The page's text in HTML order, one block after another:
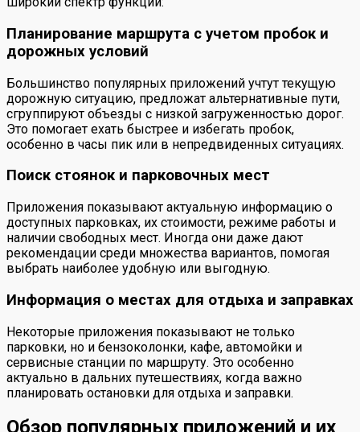
Планирование маршрута с учетом пробок и
дорожных условий
Большинство популярных приложений учтут текущую
дорожную ситуацию, предложат альтернативные пути,
сгруппируют объезды с низкой загруженностью дорог.
Это помогает ехать быстрее и избегать пробок,
особенно в часы пик или в непредвиденных ситуациях.
Поиск стоянок и парковочных мест
Приложения показывают актуальную информацию о
доступных парковках, их стоимости, режиме работы и
наличии свободных мест. Иногда они даже дают
рекомендации среди множества вариантов, помогая
выбрать наиболее удобную или выгодную.
Информация о местах для отдыха и заправках
Некоторые приложения показывают не только
парковки, но и бензоколонки, кафе, автомойки и
сервисные станции по маршруту. Это особенно
актуально в дальних путешествиях, когда важно
планировать остановки для отдыха и заправки.